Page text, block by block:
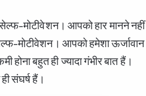
मोटीवेशन। आपको हार मानने नहीं
मोटीवेशन। आपको हमेशा ऊर्जावान
बहुत ही ज्यादा गंभीर बात हैं।
संघर्ष हैं।